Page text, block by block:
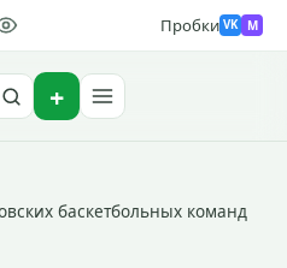
Пробки VK M
баскетбольных команд